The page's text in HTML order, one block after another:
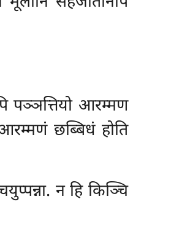
पञ्ञत्तियो आरम्मण
छब्बिधं होति
न हि किञ्चि